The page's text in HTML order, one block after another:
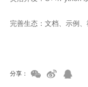
完善生态：文档、示例
分享：